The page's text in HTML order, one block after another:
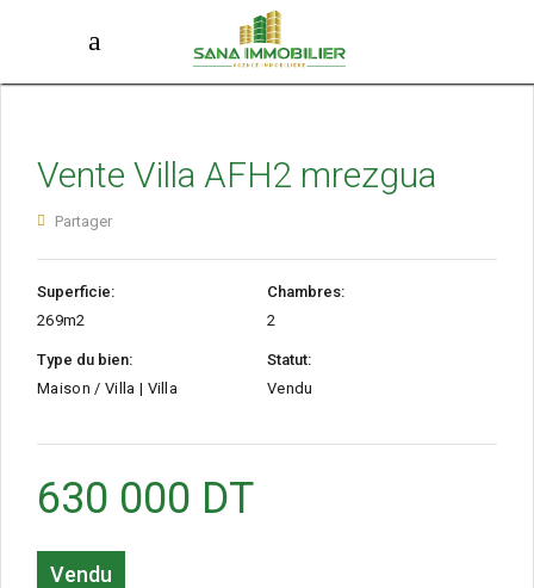
Vente Villa AFH2 mrezgua
Partager
Superficie:
269m2
Chambres:
2
Type du bien:
Maison / Villa | Villa
Statut:
Vendu
630 000 DT
Vendu